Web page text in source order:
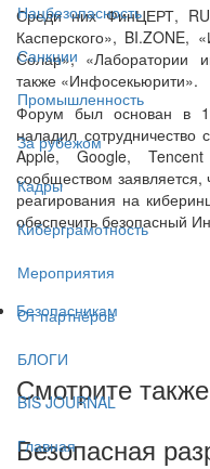
Нацбезопасность
Санкции
Промышленность
За рубежом
Кадры
Киберграмотность
Мероприятия
От партнёров
БЛОГИ
BIS JOURNAL
Главная
Среди них ФинЦЕРТ,
Касперского», BI.ZONE,
Солар», «Лаборатории
также «Инфосекьюрити».
Форум был основан в
наладил
Apple, Google,
сообществом заявляется,
реагирования на
обеспечить безопасный
Безопасникам
Смотрите также
Безопасная